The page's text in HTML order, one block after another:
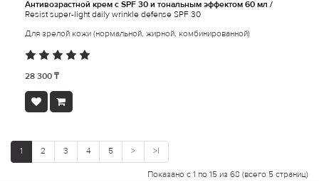
Антивозрастной крем с SPF 30 и тональным эффектом 60 мл /
Resist super-light daily wrinkle defense SPF 30
Для зрелой кожи (нормальной, жирной, комбинированной)
28 300 ₸
1 2 3 4 5 > >|
Показано с 1 по 15 из 68 (всего 5 страниц)